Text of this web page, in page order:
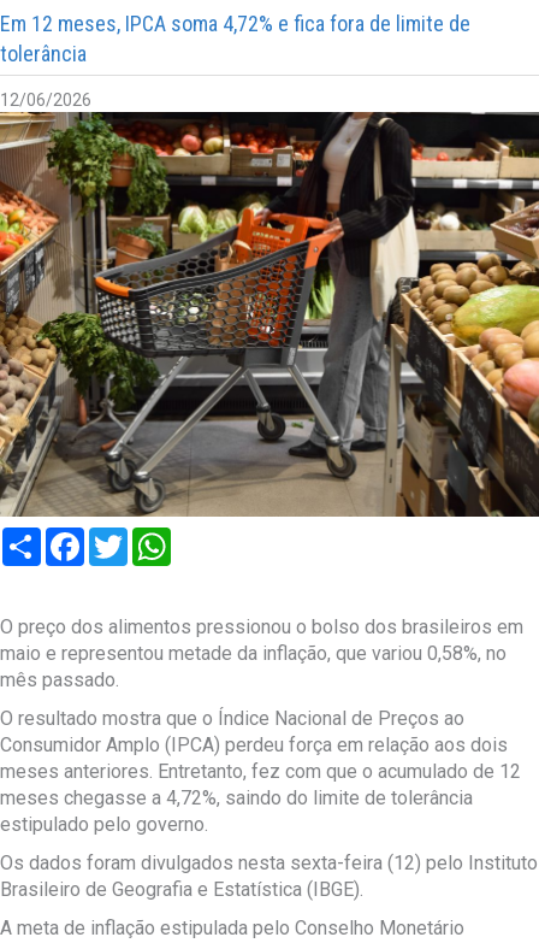
Em 12 meses, IPCA soma 4,72% e fica fora de limite de
tolerância
12/06/2026
Compartilhar
Facebook
Twitter
O preço dos alimentos pressionou o bolso dos brasileiros em
maio e representou metade da inflação, que variou 0,58%, no
mês passado.
O resultado mostra que o Índice Nacional de Preços ao
Consumidor Amplo (IPCA) perdeu força em relação aos dois
meses anteriores. Entretanto, fez com que o acumulado de 12
meses chegasse a 4,72%, saindo do limite de tolerância
estipulado pelo governo.
Os dados foram divulgados nesta sexta-feira (12) pelo Instituto
Brasileiro de Geografia e Estatística (IBGE).
A meta de inflação estipulada pelo Conselho Monetário